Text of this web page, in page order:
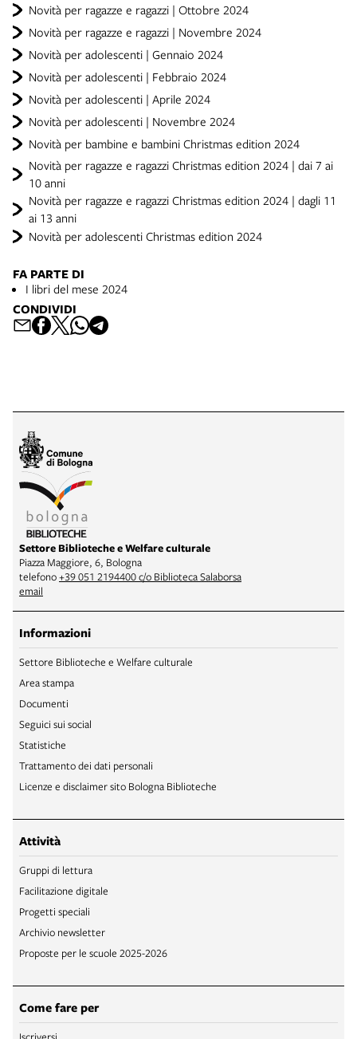
Novità per ragazze e ragazzi | Ottobre 2024
Novità per ragazze e ragazzi | Novembre 2024
Novità per adolescenti | Gennaio 2024
Novità per adolescenti | Febbraio 2024
Novità per adolescenti | Aprile 2024
Novità per adolescenti | Novembre 2024
Novità per bambine e bambini Christmas edition 2024
Novità per ragazze e ragazzi Christmas edition 2024 | dai 7 ai
10 anni
Novità per ragazze e ragazzi Christmas edition 2024 | dagli 11
ai 13 anni
Novità per adolescenti Christmas edition 2024
FA PARTE DI
I libri del mese 2024
CONDIVIDI
Settore Biblioteche e Welfare culturale
Piazza Maggiore, 6, Bologna
telefono+39 051 2194400 c/o Biblioteca Salaborsa
email
Informazioni
Settore Biblioteche e Welfare culturale
Area stampa
Documenti
Seguici sui social
Statistiche
Trattamento dei dati personali
Licenze e disclaimer sito Bologna Biblioteche
Attività
Gruppi di lettura
Facilitazione digitale
Progetti speciali
Archivio newsletter
Proposte per le scuole 2025-2026
Come fare per